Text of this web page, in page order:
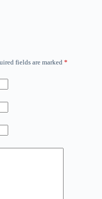
fields are marked *